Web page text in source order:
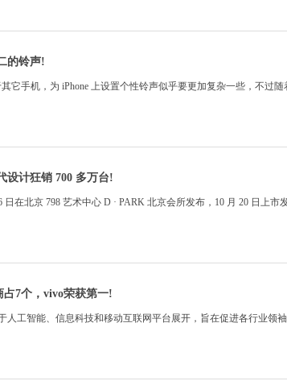
的铃声!
它手机，为 iPhone 上设置个性铃声似乎要更加复杂一些，不过
设计狂销 700 多万台!
在北京 798 艺术中心 D · PARK 北京会所发布，10 月 20 日上市
占7个，vivo荣获第一!
人工智能、信息科技和移动互联网平台展开，旨在促进各行业领